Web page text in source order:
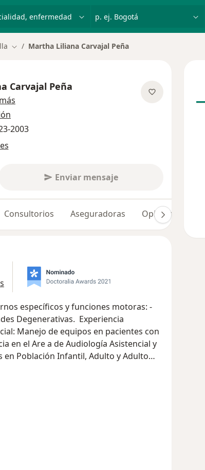
p. ej. Bogotá
Cambiar de ciudad
Martha Liliana Carvajal Peña
Carvajal Peña
2003
Enviar mensaje
Consultorios Aseguradoras Opiniones (45)
específicos y funciones motoras: -
Degenerativas. Experiencia
Manejo de equipos en pacientes con
en el Are a de Audiología Asistencial y
Población Infantil, Adulto y Adulto